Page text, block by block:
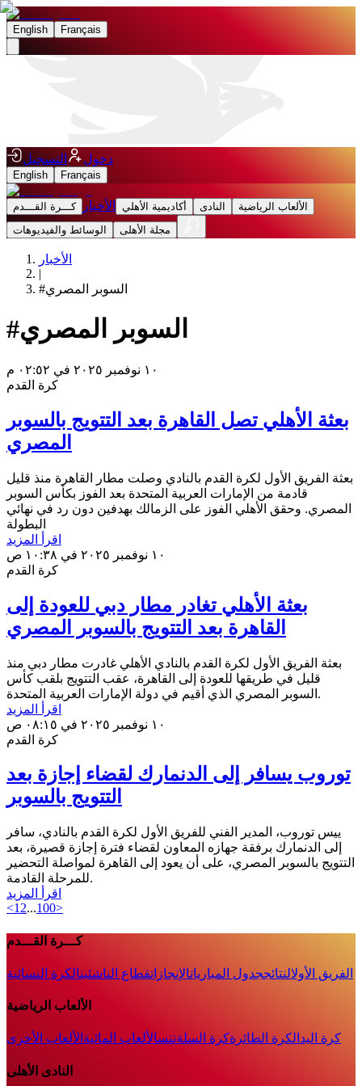
English Français
دخول التسجيل
English Français
كـــرة القـــدم الأخبار أكاديمية الأهلي النادى
الألعاب الرياضية
الوسائط والفيديوهات
مجلة الأهلى
الأخبار
|
#السوبر المصري
#السوبر المصري
١٠ نوفمبر ٢٠٢٥ في ٠٢:٥٢ م
كرة القدم
بعثة الأهلي تصل القاهرة بعد التتويج بالسوبر
المصري
بعثة الفريق الأول لكرة القدم بالنادي وصلت مطار القاهرة منذ قليل
قادمة من الإمارات العربية المتحدة بعد الفوز بكأس السوبر
المصري. وحقق الأهلي الفوز على الزمالك بهدفين دون رد في نهائي
البطولة
اقرأ المزيد
١٠ نوفمبر ٢٠٢٥ في ١٠:٣٨ ص
كرة القدم
بعثة الأهلي تغادر مطار دبي للعودة إلى
القاهرة بعد التتويج بالسوبر المصري
بعثة الفريق الأول لكرة القدم بالنادي الأهلي غادرت مطار دبي منذ
قليل في طريقها للعودة إلى القاهرة، عقب التتويج بلقب كأس
السوبر المصري الذي أقيم في دولة الإمارات العربية المتحدة.
اقرأ المزيد
١٠ نوفمبر ٢٠٢٥ في ٠٨:١٥ ص
كرة القدم
توروب يسافر إلى الدنمارك لقضاء إجازة بعد
التتويج بالسوبر
ييس توروب، المدير الفني للفريق الأول لكرة القدم بالنادي، سافر
إلى الدنمارك برفقة جهازه المعاون لقضاء فترة إجازة قصيرة، بعد
التتويج بالسوبر المصري، على أن يعود إلى القاهرة لمواصلة التحضير
للمرحلة القادمة.
اقرأ المزيد
<1 2...100>
كـــرة القـــدم
الفريق الأولالنتائججدول المبارياتالإنجازاتقطاع الناشئينالكرة النسائية
الألعاب الرياضية
كرة اليد الكرة الطائرةكرة السلةتنسالألعاب المائية الألعاب الأخرى
النادى الأهلى